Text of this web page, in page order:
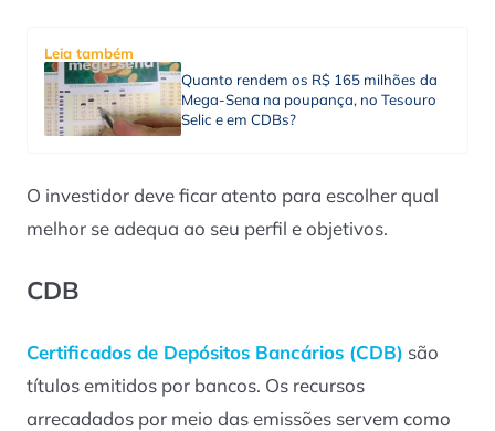
Leia também
Quanto rendem os R$ 165 milhões da
Mega-Sena na poupança, no Tesouro
Selic e em CDBs?
O investidor deve ficar atento para escolher qual
melhor se adequa ao seu perfil e objetivos.
CDB
Certificados de Depósitos Bancários (CDB) são
títulos emitidos por bancos. Os recursos
arrecadados por meio das emissões servem como